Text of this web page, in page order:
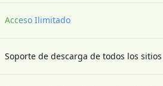
Acceso Ilimitado
Soporte de descarga de todos los